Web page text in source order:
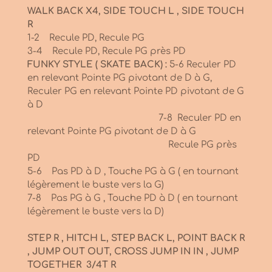
WALK BACK X4, SIDE TOUCH L , SIDE TOUCH
R
1-2 Recule PD, Recule PG
3-4 Recule PD, Recule PG près PD
FUNKY STYLE ( SKATE BACK) : 5-6 Reculer PD
en relevant Pointe PG pivotant de D à G,
Reculer PG en relevant Pointe PD pivotant de G
à D
7-8 Reculer PD en
relevant Pointe PG pivotant de D à G
Recule PG près
PD
5-6 Pas PD à D , Touche PG à G ( en tournant
légèrement le buste vers la G)
7-8 Pas PG à G , Touche PD à D ( en tournant
légèrement le buste vers la D)
STEP R , HITCH L, STEP BACK L, POINT BACK R
, JUMP OUT OUT, CROSS JUMP IN IN , JUMP
TOGETHER 3/4T R